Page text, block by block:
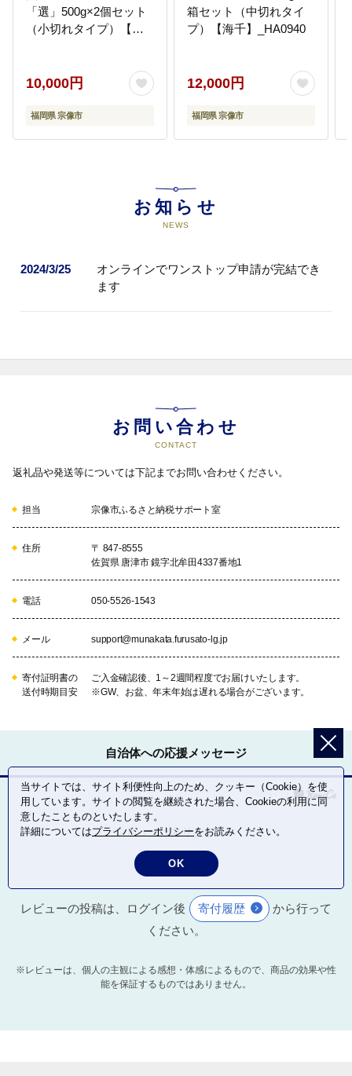
「選」500g×2個セット
（小切れタイプ）【海
10,000円
福岡県 宗像市
箱セット（中切れタイ
プ）【海千】_HA0940
12,000円
福岡県 宗像市
お知らせ
NEWS
2024/3/25
オンラインでワンストップ申請が完結でき
ます
お問い合わせ
CONTACT
返礼品や発送等については下記までお問い合わせください。
担当 宗像市ふるさと納税サポート室
住所
〒 847-8555
佐賀県 唐津市 鏡字北牟田4337番地1
電話 050-5526-1543
メール support@munakata.furusato-lg.jp
寄付証明書の
送付時期目安
ご入金確認後、1～2週間程度でお届けいたします。
※GW、お盆、年末年始は遅れる場合がございます。
自治体への応援メッセージ
レビューはありません。
レビューの投稿は、ログイン後 寄付履歴
から行って
ください。
※レビューは、個人の主観による感想・体感によるもので、商品の効果や性
能を保証するものではありません。
当サイトでは、サイト利便性向上のため、クッキー（Cookie）を使
用しています。サイトの閲覧を継続された場合、Cookieの利用に同
意したことものといたします。
詳細についてはプライバシーポリシーをお読みください。
OK